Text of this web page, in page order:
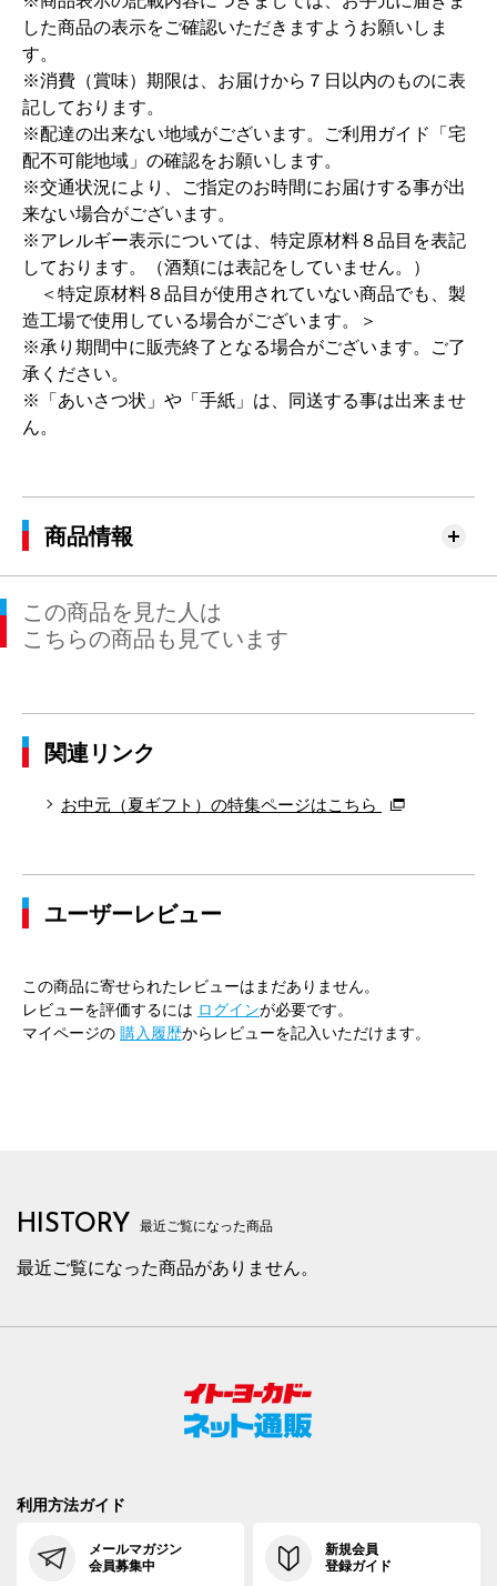
した商品の表示をご確認いただきますようお願いしま
す。
※消費（賞味）期限は、お届けから７日以内のものに表
記しております。
※配達の出来ない地域がございます。ご利用ガイド「宅
配不可能地域」の確認をお願いします。
※交通状況により、ご指定のお時間にお届けする事が出
来ない場合がございます。
※アレルギー表示については、特定原材料８品目を表記
しております。（酒類には表記をしていません。）
＜特定原材料８品目が使用されていない商品でも、製
造工場で使用している場合がございます。＞
※承り期間中に販売終了となる場合がございます。ご了
承ください。
※「あいさつ状」や「手紙」は、同送する事は出来ませ
ん。
商品情報
この商品を見た人は
こちらの商品も見ています
関連リンク
お中元（夏ギフト）の特集ページはこちら
ユーザーレビュー
この商品に寄せられたレビューはまだありません。
レビューを評価するには ログインが必要です。
マイページの 購入履歴からレビューを記入いただけます。
HISTORY 最近ご覧になった商品
最近ご覧になった商品がありません。
利用方法ガイド
メールマガジン
会員募集中
新規会員
登録ガイド